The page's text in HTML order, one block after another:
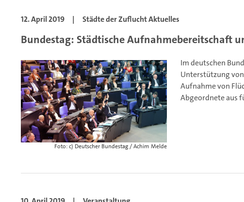
12. April 2019 | Städte der Zuflucht Aktuelles
Bundestag: Städtische Aufnahmebereitschaft
Foto: c) Deutscher Bundestag / Achim Melde
Im deutschen
Unterstützung
Aufnahme von
Abgeordnete aus